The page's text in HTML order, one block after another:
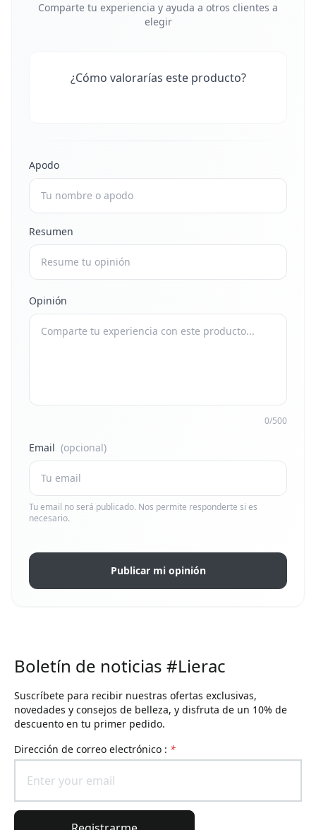
Comparte tu experiencia y ayuda a otros clientes a
elegir
¿Cómo valorarías este producto?
Apodo
Resumen
Opinión
0/500
Email (opcional)
Tu email no será publicado. Nos permite responderte si es
necesario.
Publicar mi opinión
Boletín de noticias #Lierac
Suscríbete para recibir nuestras ofertas exclusivas,
novedades y consejos de belleza, y disfruta de un 10% de
descuento en tu primer pedido.
Dirección de correo electrónico : *